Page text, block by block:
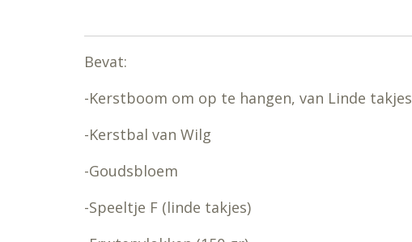
Bevat:
-Kerstboom om op te hangen, van Linde takjes
-Kerstbal van Wilg
-Goudsbloem
-Speeltje F (linde takjes)